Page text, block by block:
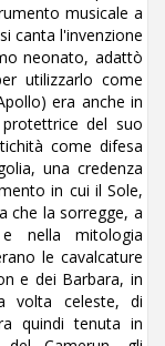
musicale a
canta l'invenzione
neonato, adattò
utilizzarlo come
era anche in
del suo
come difesa
una credenza
in cui il Sole,
che la sorregge, a
nella mitologia
le cavalcature
e dei Barbara, in
volta celeste, di
quindi tenuta in